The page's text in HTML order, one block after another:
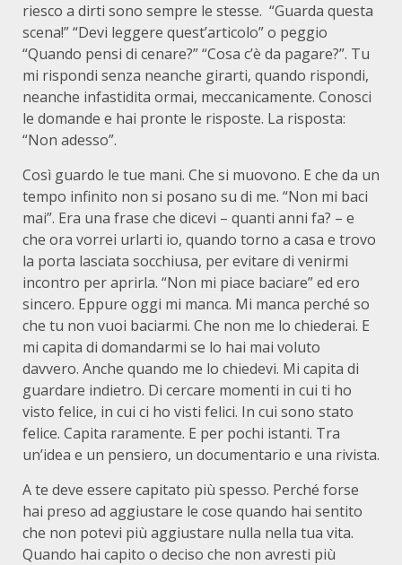
riesco a dirti sono sempre le stesse. “Guarda questa
scena!” “Devi leggere quest’articolo” o peggio
“Quando pensi di cenare?” “Cosa c’è da pagare?”. Tu
mi rispondi senza neanche girarti, quando rispondi,
neanche infastidita ormai, meccanicamente. Conosci
le domande e hai pronte le risposte. La risposta:
“Non adesso”.
Così guardo le tue mani. Che si muovono. E che da un
tempo infinito non si posano su di me. “Non mi baci
mai”. Era una frase che dicevi – quanti anni fa? – e
che ora vorrei urlarti io, quando torno a casa e trovo
la porta lasciata socchiusa, per evitare di venirmi
incontro per aprirla. “Non mi piace baciare” ed ero
sincero. Eppure oggi mi manca. Mi manca perché so
che tu non vuoi baciarmi. Che non me lo chiederai. E
mi capita di domandarmi se lo hai mai voluto
davvero. Anche quando me lo chiedevi. Mi capita di
guardare indietro. Di cercare momenti in cui ti ho
visto felice, in cui ci ho visti felici. In cui sono stato
felice. Capita raramente. E per pochi istanti. Tra
un’idea e un pensiero, un documentario e una rivista.
A te deve essere capitato più spesso. Perché forse
hai preso ad aggiustare le cose quando hai sentito
che non potevi più aggiustare nulla nella tua vita.
Quando hai capito o deciso che non avresti più